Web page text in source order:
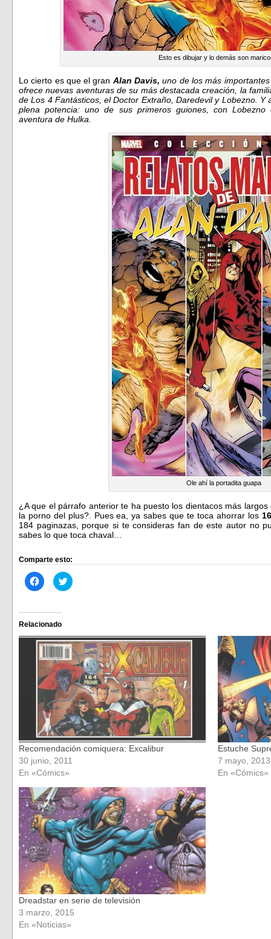
Esto es dibujar y lo demás son
Lo cierto es que el gran Alan Davis, uno de los más
ofrece nuevas aventuras de su más destacada creación, la
de Los 4 Fantásticos, el Doctor Extraño, Daredevil y Lobezno. Y
plena potencia: uno de sus primeros guiones, con Lobezno
aventura de Hulka.
Ole ahí la portadita guapa
¿A que el párrafo anterior te ha puesto los dientacos más
la porno del plus?. Pues ea, ya sabes que te toca ahorrar los
184 paginazas, porque si te consideras fan de este autor no
sabes lo que toca chaval…
Comparte esto:
Haz
clic
Facebook
(Se
abre
en
una
ventana
nueva)
Haz
clic
en
una
ventana
nueva)
Relacionado
Recomendación comiquera: Excalibur
30 junio, 2011
En «Cómics»
Estuche
7 mayo, 2013
En «Cómics»
Dreadstar en serie de televisión
3 marzo, 2015
En «Noticias»